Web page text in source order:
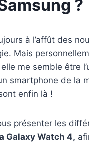
?
à l’affût des
Mais
me semble être
smartphone de la
enfin là !
présenter les
Galaxy Watch 4,